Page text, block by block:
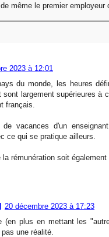
même le premier employeur
2023 à 12:01
du monde, les heures
sont largement supérieures à
français.
vacances d'un
ce qui se pratique ailleurs.
rémunération soit également
20 décembre 2023 à 17:23
(en plus en mettant les
une réalité.